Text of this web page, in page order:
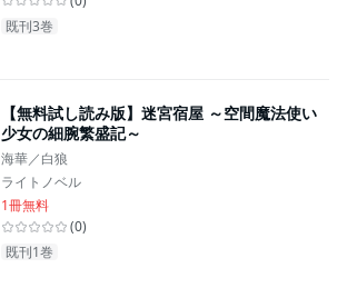
既刊3巻
【無料試し読み版】迷宮宿屋 ～空間魔法使い
少女の細腕繁盛記～
海華／白狼
ライトノベル
1冊無料
(0)
既刊1巻